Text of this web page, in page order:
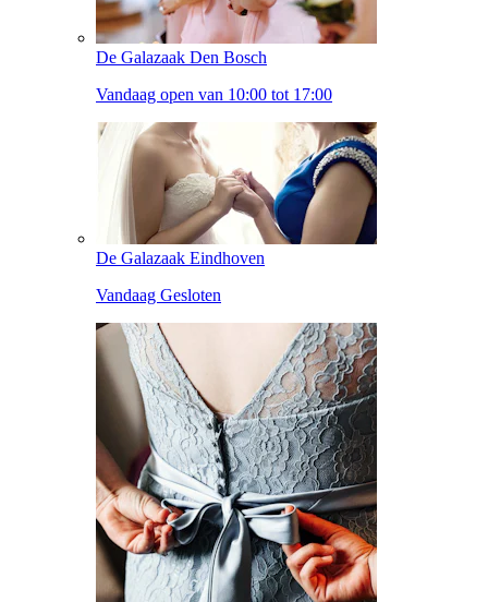
De Galazaak Den Bosch
Vandaag open van 10:00 tot 17:00
De Galazaak Eindhoven
Vandaag Gesloten